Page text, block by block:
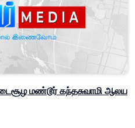
மண்டூர் கந்தசுவாமி ஆலய